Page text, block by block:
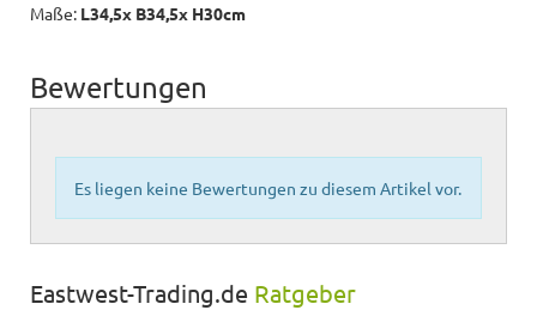
Maße: L34,5x B34,5x H30cm
Bewertungen
Es liegen keine Bewertungen zu diesem Artikel vor.
Eastwest-Trading.de Ratgeber